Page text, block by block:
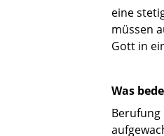
eine
müssen
Gott in
Was